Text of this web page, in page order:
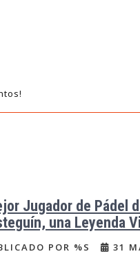
Jugador de Pádel
una Leyenda
POR %S 31